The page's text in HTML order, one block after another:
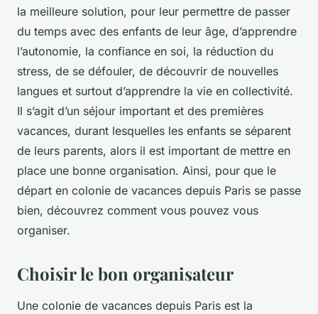
la meilleure solution, pour leur permettre de passer
du temps avec des enfants de leur âge, d’apprendre
l’autonomie, la confiance en soi, la réduction du
stress, de se défouler, de découvrir de nouvelles
langues et surtout d’apprendre la vie en collectivité.
Il s’agit d’un séjour important et des premières
vacances, durant lesquelles les enfants se séparent
de leurs parents, alors il est important de mettre en
place une bonne organisation. Ainsi, pour que le
départ en colonie de vacances depuis Paris se passe
bien, découvrez comment vous pouvez vous
organiser.
Choisir le bon organisateur
Une colonie de vacances depuis Paris est la